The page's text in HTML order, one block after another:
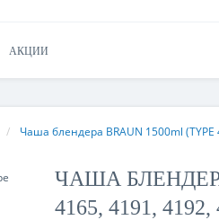
АКЦИИ
Чаша блендера BRAUN 1500ml
ЧАША БЛЕНДЕРА
4165, 4191,